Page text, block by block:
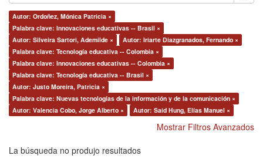
Autor: Ordoñez, Mónica Patricia ×
Palabra clave: Innovaciones educativas -- Brasil ×
Autor: Silveira Sartori, Ademilde ×
Autor: Iriarte Diazgranados, Fernando ×
Palabra clave: Tecnología educativa -- Colombia ×
Palabra clave: Innovaciones educativas -- Colombia ×
Palabra clave: Tecnología educativa -- Brasil ×
Autor: Justo Moreira, Patricia ×
Palabra clave: Nuevas tecnologías de la información y de la comunicación ×
Autor: Valencia Cobo, Jorge Alberto ×
Autor: Said Hung, Elías Manuel ×
Mostrar Filtros Avanzados
La búsqueda no produjo resultados